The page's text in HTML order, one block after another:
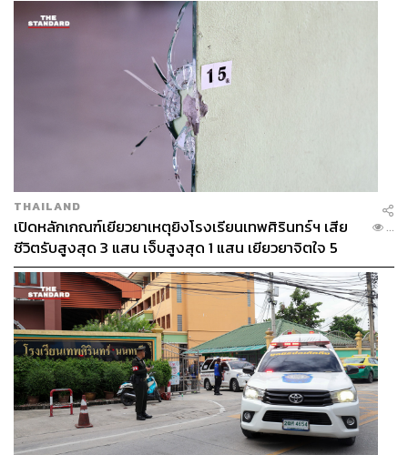
THAILAND
เปิดหลักเกณฑ์เยียวยาเหตุยิงโรงเรียนเทพศิรินทร์ฯ เสีย
ชีวิตรับสูงสุด 3 แสน เจ็บสูงสุด 1 แสน เยียวยาจิตใจ 5
ระดับ
...